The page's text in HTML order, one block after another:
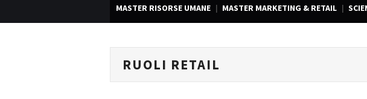
MASTER RISORSE UMANE MASTER MARKETING & RETAIL
RUOLI RETAIL